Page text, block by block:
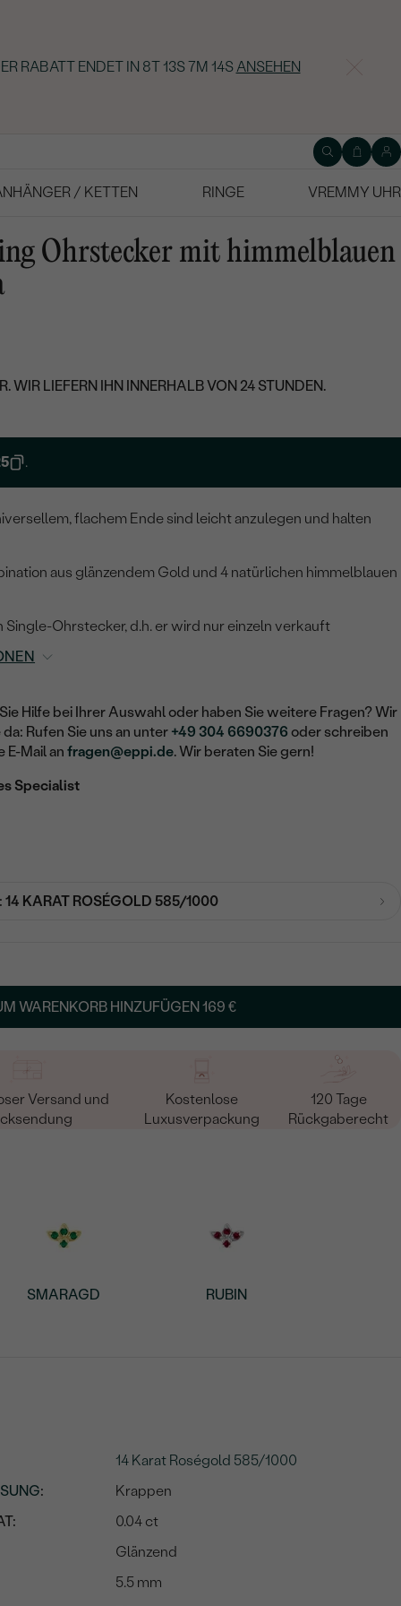
RABATT ENDET IN 8T 13S 7M 13SANSEHEN
/ KETTEN RINGE
VREMMY UHR
Ohrstecker mit himmelblauen
WIR LIEFERN IHN INNERHALB VON 24 STUNDEN.
.
flachem Ende sind leicht anzulegen und halten
aus glänzendem Gold und 4 natürlichen himmelblauen
Single-Ohrstecker, d.h. er wird nur einzeln verkauft
Hilfe bei Ihrer Auswahl oder haben Sie weitere Fragen? Wir
Rufen Sie uns an unter +49 304 6690376 oder schreiben
E-Mail anfragen@eppi.de. Wir beraten Sie gern!
Specialist
14 KARAT ROSÉGOLD 585/1000
WARENKORB HINZUFÜGEN169 €
Versand und
Kostenlose
Luxusverpackung
120 Tage
Rückgaberecht
SMARAGD RUBIN
14 Karat Roségold 585/1000
:
Krappen
0.04 ct
Glänzend
5.5 mm